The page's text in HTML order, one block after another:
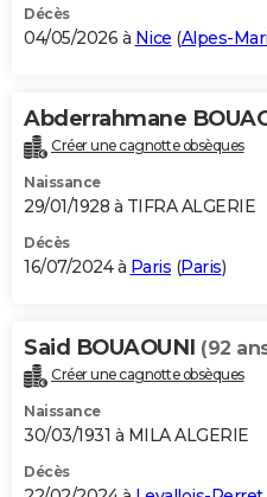
BONS PLANS
Carte de Noël
Carte Bonne année
Carte Saint-Valentin
Carte Pâques
Carte d'anniversaire
DICTIONNAIRE
Dictionnaire
Biographies
Citations
Expressions
Proverbes
PROGRAMME TV
S'inscrire
Se connecter
Lycées
Collèges
Primaires
Universités
Entreprises
Service militaire
Avis de recherche
AVIS DE DÉCÈS
Bricolage
Lifestyle
Culture
Sport
Auto
Television
Voyage
Cinema
Décès
04/05/2026 à Nice (Alpes-
Abderrahmane
Créer une cagnotte obsèques
Naissance
29/01/1928 à TIFRA ALGERIE
Décès
16/07/2024 à Paris (Paris)
Said BOUAOUNI (92
Créer une cagnotte obsèques
Naissance
30/03/1931 à MILA ALGERIE
Décès